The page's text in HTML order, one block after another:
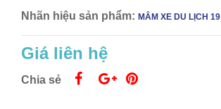
Nhãn hiệu sản phẩm: MÂM XE DU LỊCH 19
Giá liên hệ
Chia sẻ